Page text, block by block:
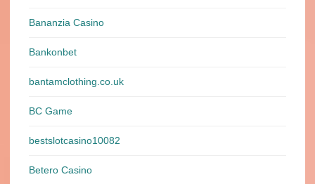
Bananzia Casino
Bankonbet
bantamclothing.co.uk
BC Game
bestslotcasino10082
Betero Casino